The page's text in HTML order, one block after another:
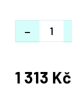
−
1 313 Kč
Měrná